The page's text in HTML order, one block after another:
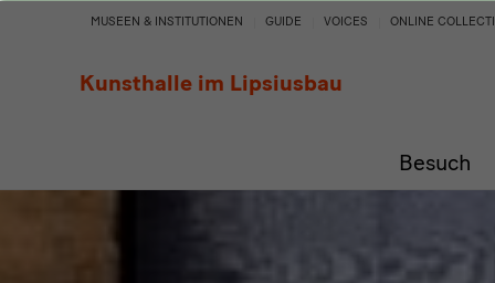
Kunsthalle im Lipsiusbau
Kunsthalle
im
Besuch
MUSEEN & INSTITUTIONEN GUIDE VOICES ONLINE